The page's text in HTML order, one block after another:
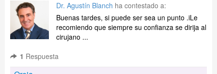
Dr. Agustín Blanch ha contestado a:
Buenas tardes, si puede ser sea un punto .iLe
recomiendo que siempre su confianza se dirija al
cirujano ...
1 Respuesta